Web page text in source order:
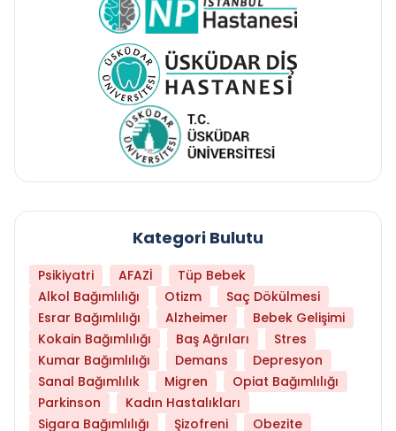
Kategori Bulutu
Psikiyatri AFAZİ
Tüp Bebek
Alkol Bağımlılığı
Otizm
Saç Dökülmesi
Esrar Bağımlılığı
Alzheimer
Bebek Gelişimi
Kokain Bağımlılığı
Baş Ağrıları
Stres
Kumar Bağımlılığı
Demans
Depresyon
Sanal Bağımlılık
Migren
Opiat Bağımlılığı
Parkinson
Kadın Hastalıkları
Sigara Bağımlılığı
Şizofreni Obezite